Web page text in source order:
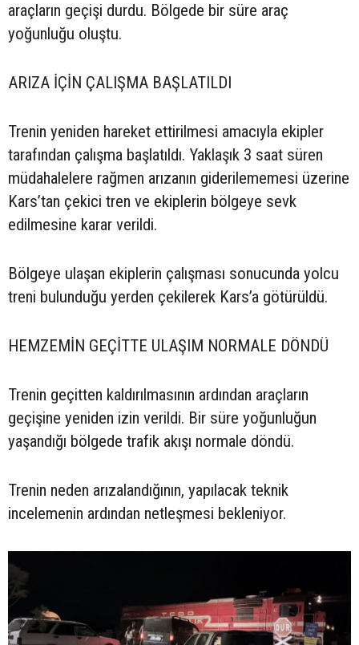
araçların geçişi durdu. Bölgede bir süre araç
yoğunluğu oluştu.
ARIZA İÇİN ÇALIŞMA BAŞLATILDI
Trenin yeniden hareket ettirilmesi amacıyla ekipler
tarafından çalışma başlatıldı. Yaklaşık 3 saat süren
müdahalelere rağmen arızanın giderilememesi üzerine
Kars’tan çekici tren ve ekiplerin bölgeye sevk
edilmesine karar verildi.
Bölgeye ulaşan ekiplerin çalışması sonucunda yolcu
treni bulunduğu yerden çekilerek Kars’a götürüldü.
HEMZEMİN GEÇİTTE ULAŞIM NORMALE DÖNDÜ
Trenin geçitten kaldırılmasının ardından araçların
geçişine yeniden izin verildi. Bir süre yoğunluğun
yaşandığı bölgede trafik akışı normale döndü.
Trenin neden arızalandığının, yapılacak teknik
incelemenin ardından netleşmesi bekleniyor.